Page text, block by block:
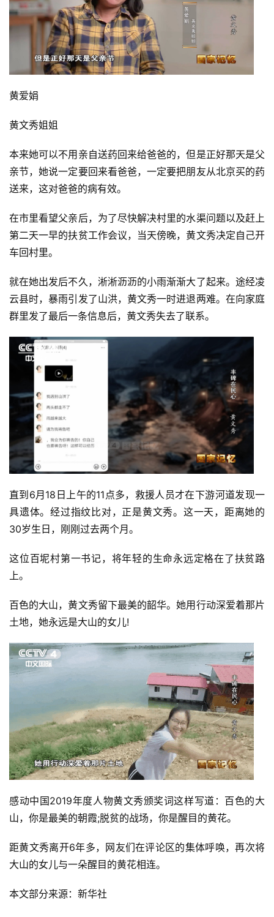
黄爱娟
黄文秀姐姐
本来她可以不用亲自送药回来给爸爸的，但是正好那天是父
亲节，她说一定要回来看爸爸，一定要把朋友从北京买的药
送来，这对爸爸的病有效。
在市里看望父亲后，为了尽快解决村里的水渠问题以及赶上
第二天一早的扶贫工作会议，当天傍晚，黄文秀决定自己开
车回村里。
就在她出发后不久，淅淅沥沥的小雨渐渐大了起来。途经凌
云县时，暴雨引发了山洪，黄文秀一时进退两难。在向家庭
群里发了最后一条信息后，黄文秀失去了联系。
直到6月18日上午的11点多，救援人员才在下游河道发现一
具遗体。经过指纹比对，正是黄文秀。这一天，距离她的
30岁生日，刚刚过去两个月。
这位百坭村第一书记，将年轻的生命永远定格在了扶贫路
上。
百色的大山，黄文秀留下最美的韶华。她用行动深爱着那片
土地，她永远是大山的女儿!
感动中国2019年度人物黄文秀颁奖词这样写道：百色的大
山，你是最美的朝霞;脱贫的战场，你是醒目的黄花。
距黄文秀离开6年多，网友们在评论区的集体呼唤，再次将
大山的女儿与一朵醒目的黄花相连。
本文部分来源：新华社